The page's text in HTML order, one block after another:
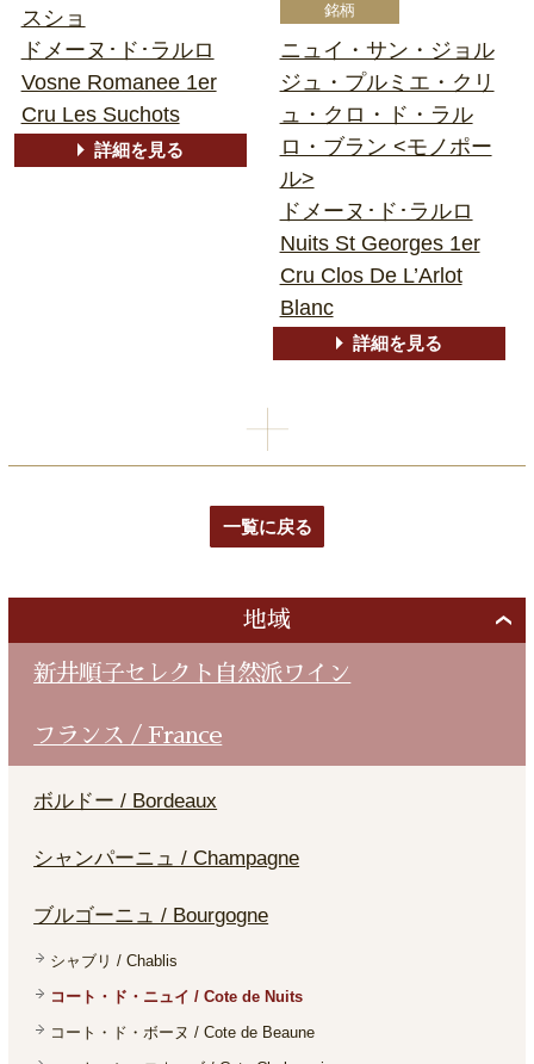
スショ
ドメーヌ･ド･ラルロ
Vosne Romanee 1er
Cru Les Suchots
詳細を見る
ニュイ・サン・ジョル
ジュ・プルミエ・クリ
ュ・クロ・ド・ラル
ロ・ブラン <モノポー
ル>
ドメーヌ･ド･ラルロ
Nuits St Georges 1er
Cru Clos De L’Arlot
Blanc
詳細を見る
一覧に戻る
地域
新井順子セレクト自然派ワイン
フランス / France
ボルドー / Bordeaux
シャンパーニュ / Champagne
ブルゴーニュ / Bourgogne
シャブリ / Chablis
コート・ド・ニュイ / Cote de Nuits
コート・ド・ボーヌ / Cote de Beaune